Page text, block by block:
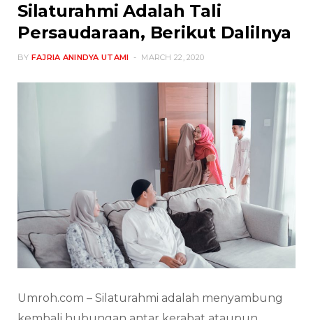
Silaturahmi Adalah Tali
Persaudaraan, Berikut Dalilnya
BY FAJRIA ANINDYA UTAMI MARCH 22, 2020
Umroh.com – Silaturahmi adalah menyambung